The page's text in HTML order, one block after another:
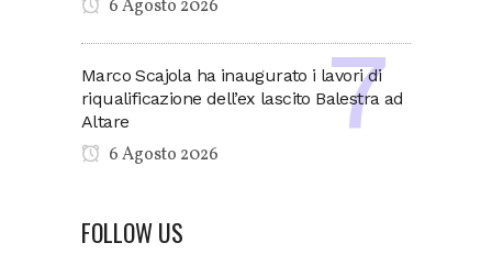
6 Agosto 2026
Marco Scajola ha inaugurato i lavori di
riqualificazione dell’ex lascito Balestra ad
Altare
6 Agosto 2026
FOLLOW US